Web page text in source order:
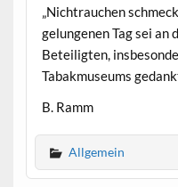
„Nichtrauchen
gelungenen Tag sei an
Beteiligten,
Tabakmuseums
B. Ramm
Allgemein